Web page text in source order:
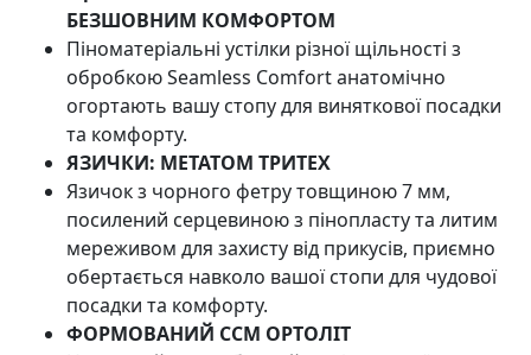
БЕЗШОВНИМ КОМФОРТОМ
Піноматеріальні устілки різної щільності з
обробкою Seamless Comfort анатомічно
огортають вашу стопу для виняткової посадки
та комфорту.
ЯЗИЧКИ: МЕТАТОМ ТРИТЕХ
Язичок з чорного фетру товщиною 7 мм,
посилений серцевиною з пінопласту та литим
мереживом для захисту від прикусів, приємно
обертається навколо вашої стопи для чудової
посадки та комфорту.
ФОРМОВАНИЙ CCM ОРТОЛІТ